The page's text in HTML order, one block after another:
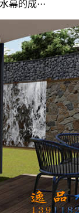
幕的成···